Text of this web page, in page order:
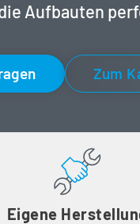
Aufbauten
Zum
Eigene